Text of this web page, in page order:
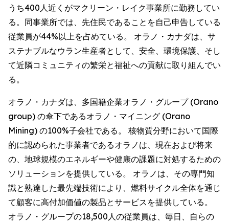
うち400人近くがマクリーン・レイク事業所に勤務してい
る。同事業所では、先住民であることを自己申告している
従業員が44%以上を占めている。 オラノ・カナダは、サ
ステナブルなウラン生産者として、安全、環境保護、そし
て近隣コミュニティの繁栄と福祉への貢献に取り組んでい
る。
オラノ・カナダは、多国籍企業オラノ・グループ (Orano
group) の傘下であるオラノ・マイニング (Orano
Mining) の100%子会社である。 核物質分野において国際
的に認められた事業者であるオラノは、現在および将来
の、地球規模のエネルギーや健康の課題に対処するための
ソリューションを提供している。 オラノは、その専門知
識と熟達した最先端技術により、燃料サイクル全体を通じ
て顧客に高付加価値の製品とサービスを提供している。
オラノ・グループの18,500人の従業員は、毎日、自らの